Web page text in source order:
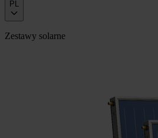
PL
Zestawy solarne